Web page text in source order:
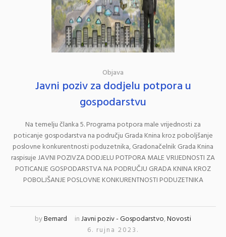
Objava
Javni poziv za dodjelu potpora u
gospodarstvu
Na temelju članka 5. Programa potpora male vrijednosti za
poticanje gospodarstva na području Grada Knina kroz poboljšanje
poslovne konkurentnosti poduzetnika, Gradonačelnik Grada Knina
raspisuje JAVNI POZIVZA DODJELU POTPORA MALE VRIJEDNOSTI ZA
POTICANJE GOSPODARSTVA NA PODRUČJU GRADA KNINA KROZ
POBOLJŠANJE POSLOVNE KONKURENTNOSTI PODUZETNIKA
byBernard inJavni poziv - Gospodarstvo,Novosti
6. rujna 2023.